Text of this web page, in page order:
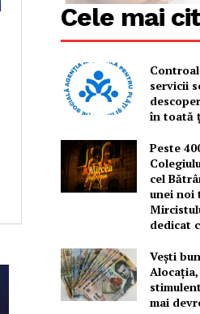
Cele mai
servicii
în toată
Peste
cel
unei noi
dedicat
Vești
mai